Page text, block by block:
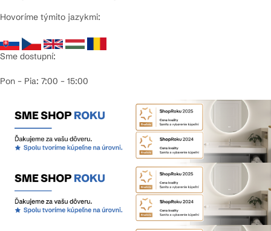
Hovoríme týmito jazykmi:
Sme dostupní:
Pon – Pia: 7:00 – 15:00